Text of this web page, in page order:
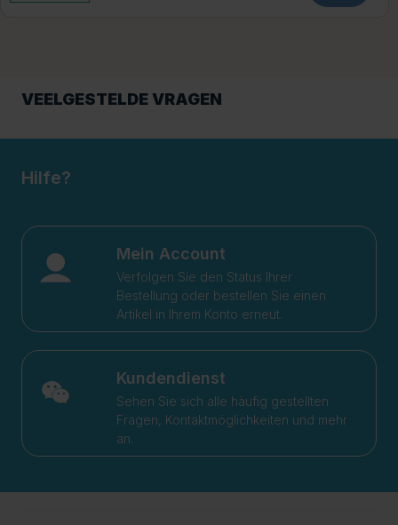
VEELGESTELDE VRAGEN
Hilfe?
Mein Account
Verfolgen Sie den Status Ihrer
Bestellung oder bestellen Sie einen
Artikel in Ihrem Konto erneut.
Kundendienst
Sehen Sie sich alle häufig gestellten
Fragen, Kontaktmöglichkeiten und mehr
an.